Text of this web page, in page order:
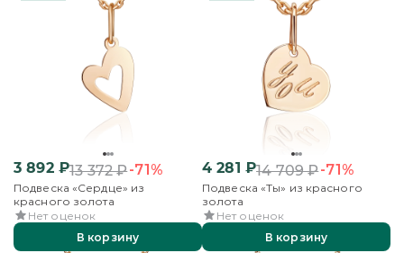
3 892₽13 372₽-71%
Подвеска «Сердце» из
красного золота
Нет оценок
В корзину
4 281 ₽14 709₽-71%
Подвеска «Ты» из красного
золота
Нет оценок
В корзину